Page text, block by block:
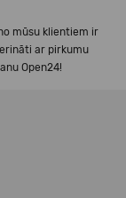
mūsu klientiem ir
ar pirkumu
Open24!